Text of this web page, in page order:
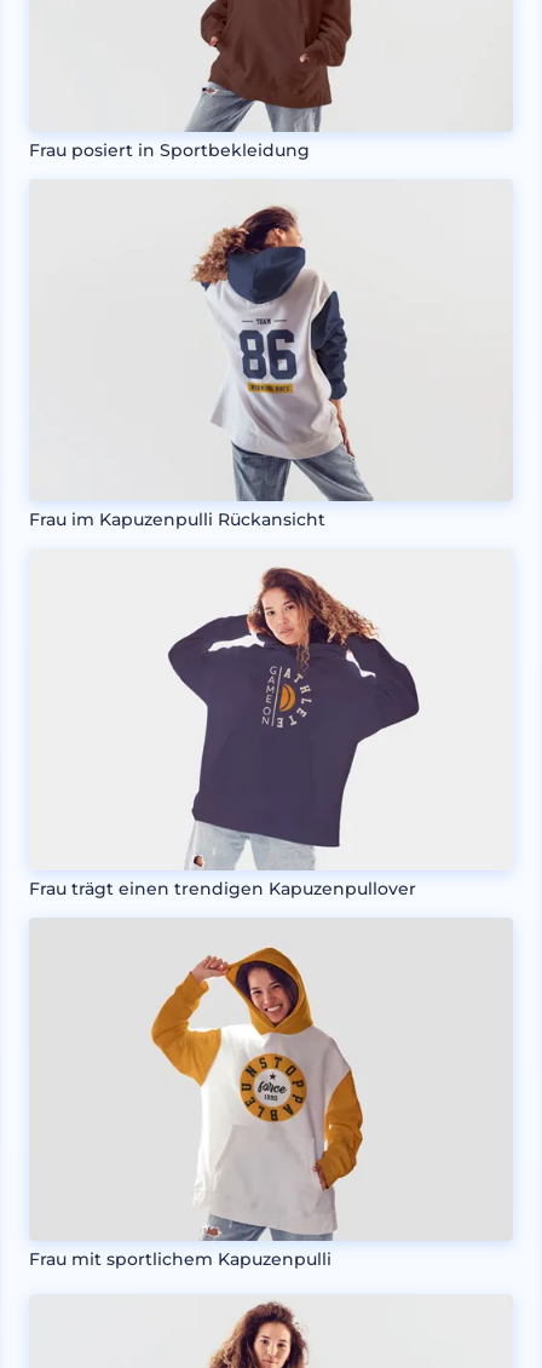
Frau posiert in Sportbekleidung
Frau im Kapuzenpulli Rückansicht
Frau trägt einen trendigen Kapuzenpullover
Frau mit sportlichem Kapuzenpulli